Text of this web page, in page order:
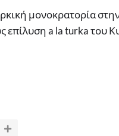
μονοκρατορία
a la turka του